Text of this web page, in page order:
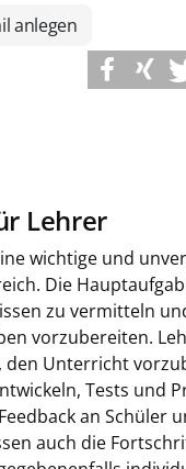
anlegen
Lehrer
wichtige und
Die
zu vermitteln
vorzubereiten.
Unterricht
Tests und
an Schüler
auch die